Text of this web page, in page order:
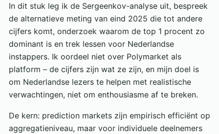
In dit stuk leg ik de Sergeenkov-analyse uit, bespreek
de alternatieve meting van eind 2025 die tot andere
cijfers komt, onderzoek waarom de top 1 procent zo
dominant is en trek lessen voor Nederlandse
instappers. Ik oordeel niet over Polymarket als
platform – de cijfers zijn wat ze zijn, en mijn doel is
om Nederlandse lezers te helpen met realistische
verwachtingen, niet om enthousiasme af te breken.
De kern: prediction markets zijn empirisch efficiënt op
aggregatieniveau, maar voor individuele deelnemers